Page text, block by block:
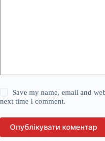
Save my name, email and
next time I comment.
Опублікувати коментар